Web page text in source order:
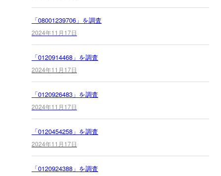
「08001239706」を調査
2024年11月17日
「0120914468」を調査
2024年11月17日
「0120926483」を調査
2024年11月17日
「0120454258」を調査
2024年11月17日
「0120924388」を調査